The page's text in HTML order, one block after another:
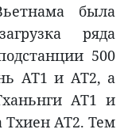
была
ряда
500
AT1 и AT2, а
AT1 и
Тхиен AT2. Тем